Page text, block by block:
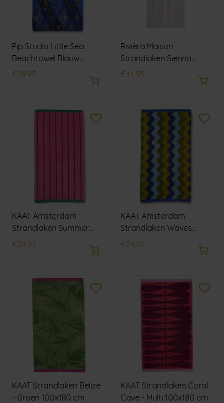
Pip Studio Little Sea
Beachtowel Blauw
100x180 cm
€49,95
Rivièra Maison
Strandlaken Sienna
Zand 90x180 cm
€44,95
KAAT Amsterdam
Strandlaken Summer
Sweet Roze 100x180 cm
€39,95
KAAT Amsterdam
Strandlaken Waves
Blauw Groen 100x180 cm
€39,95
KAAT Strandlaken Belize
- Groen 100x180 cm
KAAT Strandlaken Coral
Cave - Multi 100x180 cm